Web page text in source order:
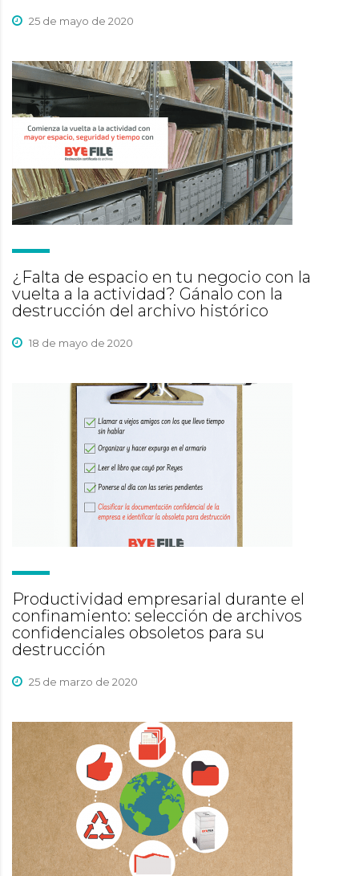
25 de mayo de 2020
¿Falta de espacio en tu negocio con la
vuelta a la actividad? Gánalo con la
destrucción del archivo histórico
18 de mayo de 2020
Productividad empresarial durante el
confinamiento: selección de archivos
confidenciales obsoletos para su
destrucción
25 de marzo de 2020